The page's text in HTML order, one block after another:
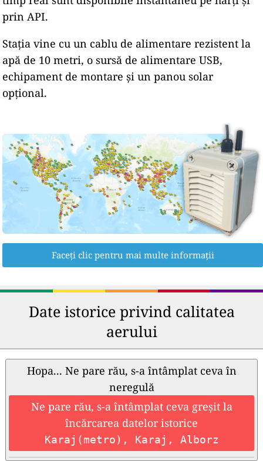
prin API.
Stația vine cu un cablu de alimentare rezistent la
apă de 10 metri, o sursă de alimentare USB,
echipament de montare și un panou solar
opțional.
Faceți clic pentru mai multe informații
Date istorice privind calitatea
aerului
Hopa... Ne pare rău, s-a întâmplat ceva în
neregulă
Ne pare rău, s-a întâmplat ceva greșit la
încărcarea datelor istorice
Karaj(metro), Karaj, Alborz